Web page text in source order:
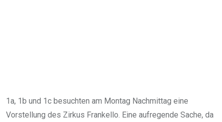
1a, 1b und 1c besuchten am Montag Nachmittag eine
Vorstellung des Zirkus Frankello. Eine aufregende Sache, da